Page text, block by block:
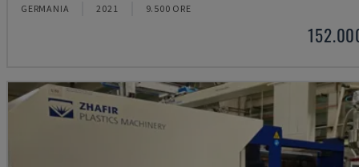
GERMANIA 2021 9.500 ORE